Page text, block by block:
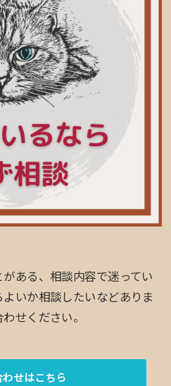
ある、相談内容で迷ってい
いか相談したいなどありま
せください。
わせはこちら